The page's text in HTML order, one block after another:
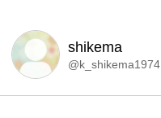
shikema
@k_shikema1974